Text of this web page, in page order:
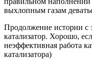
выхлопным газам
Продолжение истории с
катализатор. Хорошо,
неэффективная работа
катализатора)